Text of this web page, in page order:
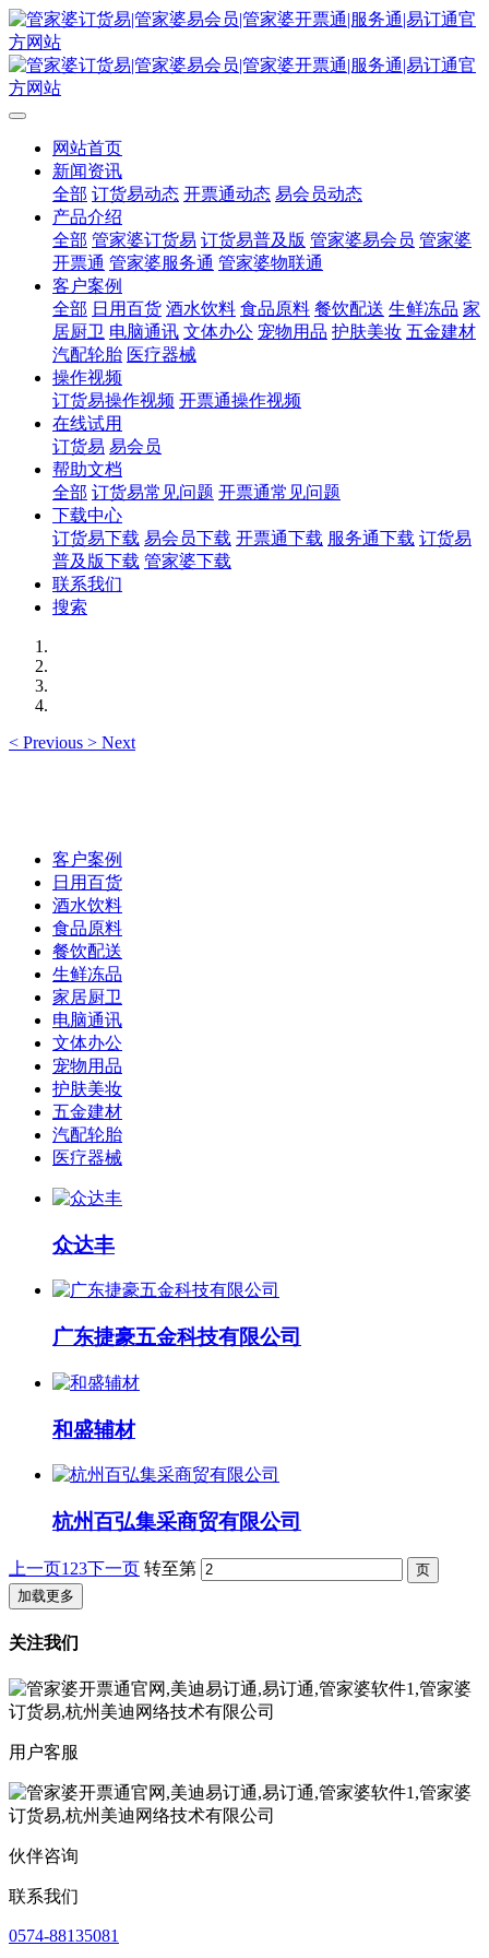
网站首页
新闻资讯
全部 订货易动态 开票通动态 易会员动态
产品介绍
全部 管家婆订货易 订货易普及版 管家婆易会员 管家婆
开票通 管家婆服务通 管家婆物联通
客户案例
全部 日用百货 酒水饮料 食品原料 餐饮配送 生鲜冻品 家
居厨卫 电脑通讯 文体办公 宠物用品 护肤美妆 五金建材
汽配轮胎 医疗器械
操作视频
订货易操作视频 开票通操作视频
在线试用
订货易 易会员
帮助文档
全部 订货易常见问题 开票通常见问题
下载中心
订货易下载 易会员下载 开票通下载 服务通下载 订货易
普及版下载 管家婆下载
联系我们
搜索
< Previous > Next
客户案例
日用百货
酒水饮料
食品原料
餐饮配送
生鲜冻品
家居厨卫
电脑通讯
文体办公
宠物用品
护肤美妆
五金建材
汽配轮胎
医疗器械
众达丰
广东捷豪五金科技有限公司
和盛辅材
杭州百弘集采商贸有限公司
上一页1 23下一页 转至第
加载更多
关注我们
用户客服
伙伴咨询
联系我们
0574-88135081